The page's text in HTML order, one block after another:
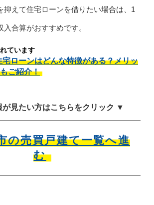
抑えて住宅ローンを借りたい場合は、1
合算がおすすめです。
ています
ローンはどんな特徴がある？メリッ
ご紹介！
見たい方はこちらをクリック ▼
の売買戸建て一覧へ進
む